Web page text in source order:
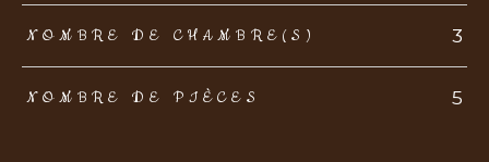
NOMBRE DE CHAMBRE(S) 3
NOMBRE DE PIÈCES 5